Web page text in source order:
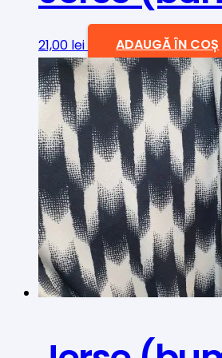
21,00 lei ADAUGĂ ÎN COȘ